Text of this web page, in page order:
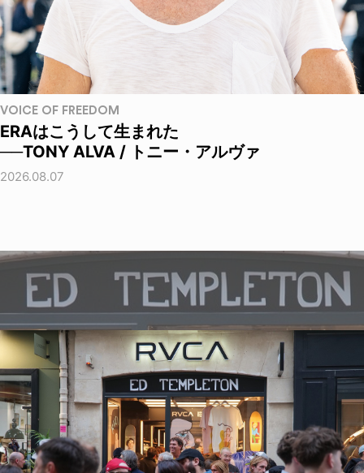
VOICE OF FREEDOM
ERAはこうして生まれた
──TONY ALVA / トニー・アルヴァ
2026.08.07